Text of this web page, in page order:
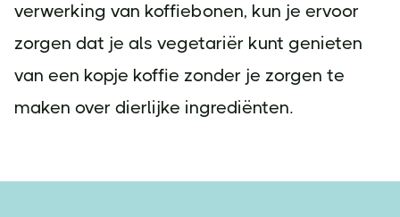
verwerking van koffiebonen, kun je ervoor
zorgen dat je als vegetariër kunt genieten
van een kopje koffie zonder je zorgen te
maken over dierlijke ingrediënten.